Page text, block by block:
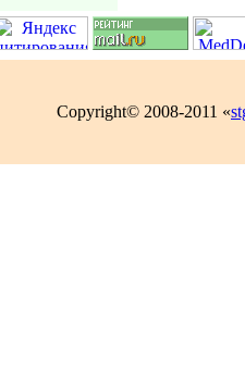
Copyright© 2008-2011 «